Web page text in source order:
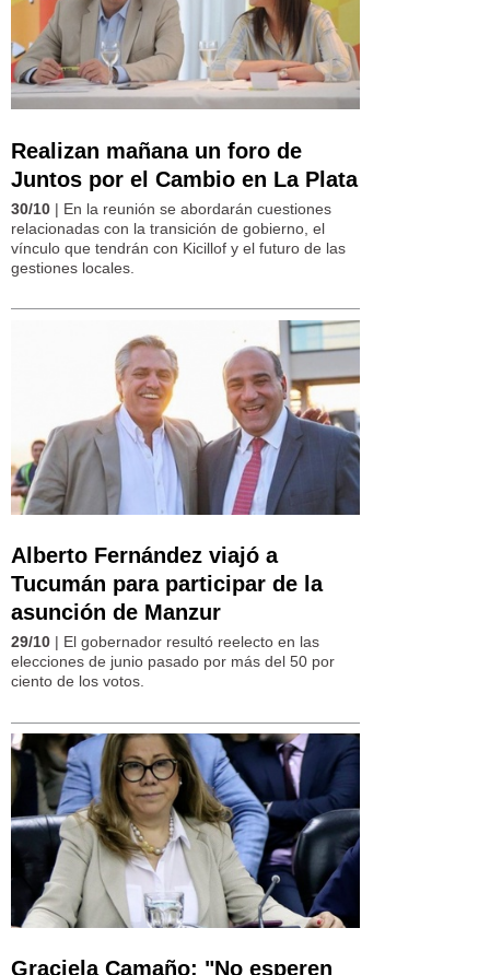
Realizan mañana un foro de
Juntos por el Cambio en La Plata
30/10 | En la reunión se abordarán cuestiones
relacionadas con la transición de gobierno, el
vínculo que tendrán con Kicillof y el futuro de las
gestiones locales.
Alberto Fernández viajó a
Tucumán para participar de la
asunción de Manzur
29/10 | El gobernador resultó reelecto en las
elecciones de junio pasado por más del 50 por
ciento de los votos.
Graciela Camaño: "No esperen